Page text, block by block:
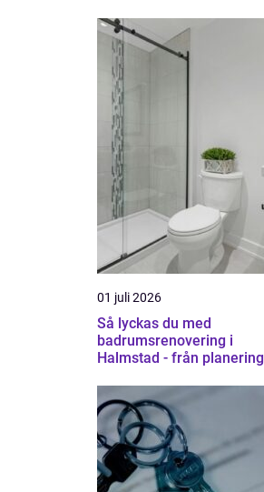
01 juli 2026
Så lyckas du med
badrumsrenovering i
Halmstad - från planering